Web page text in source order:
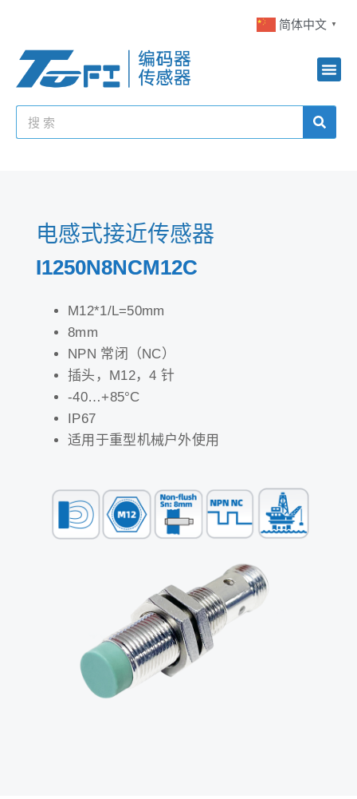
简体中文 ▼
电感式接近传感器
I1250N8NCM12C
M12*1/L=50mm
8mm
NPN 常闭（NC）
插头，M12，4 针
-40…+85°C
IP67
适用于重型机械户外使用